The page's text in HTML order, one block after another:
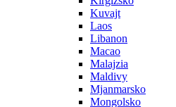
Kuvajt
Laos
Libanon
Macao
Malajzia
Maldivy
Mjanmarsko
Mongolsko